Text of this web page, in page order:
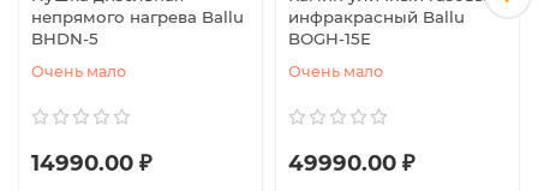
непрямого нагрева Ballu
BHDN-5
Очень мало
14990.00 ₽
инфракрасный Ballu
BOGH-15E
Очень мало
49990.00 ₽